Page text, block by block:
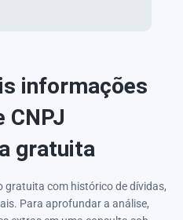
informações
CNPJ
gratuita
gratuita com histórico de dívidas,
Para aprofundar a análise,